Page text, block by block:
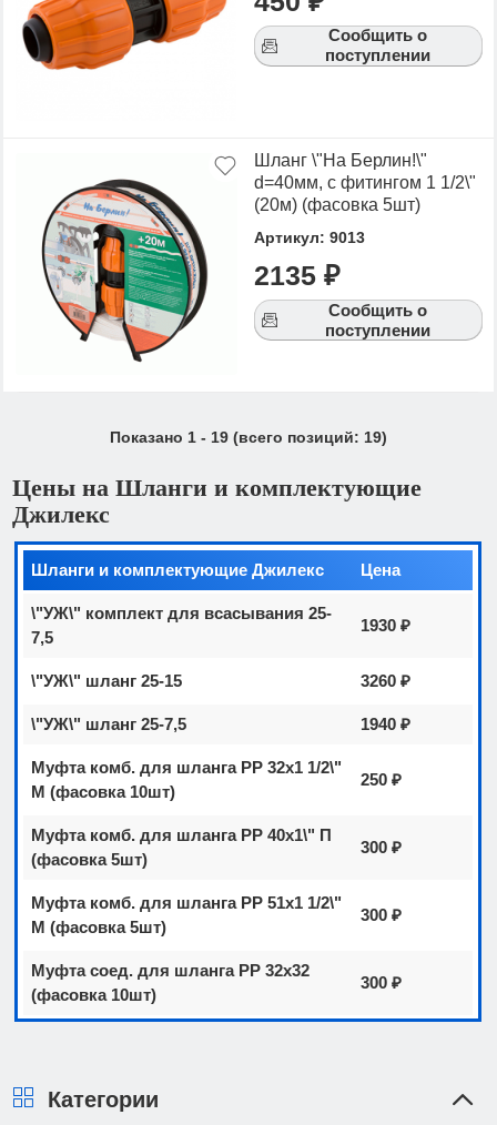
Сообщить о
поступлении
Шланг \"На Берлин!\"
d=40мм, с фитингом 1 1/2\"
(20м) (фасовка 5шт)
Артикул: 9013
2135 ₽
Сообщить о
поступлении
Показано 1 - 19 (всего позиций: 19)
Цены на Шланги и комплектующие
Джилекс
Шланги и комплектующие Джилекс Цена
\"УЖ\" комплект для всасывания 25-
7,5
1930 ₽
\"УЖ\" шланг 25-15 3260 ₽
\"УЖ\" шланг 25-7,5 1940 ₽
Муфта комб. для шланга РР 32х1 1/2\"
М (фасовка 10шт)
250 ₽
Муфта комб. для шланга РР 40х1\" П
(фасовка 5шт)
300 ₽
Муфта комб. для шланга РР 51х1 1/2\"
М (фасовка 5шт)
300 ₽
Муфта соед. для шланга РР 32х32
(фасовка 10шт)
300 ₽
Категории